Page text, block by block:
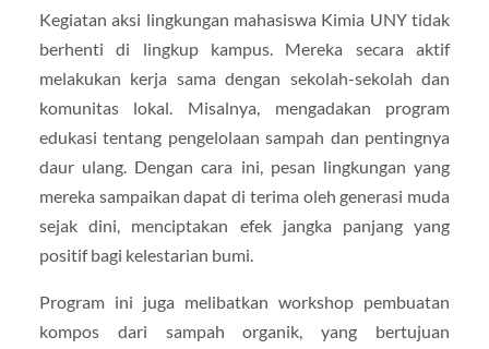
Kegiatan aksi lingkungan mahasiswa Kimia UNY tidak
berhenti di lingkup kampus. Mereka secara aktif
melakukan kerja sama dengan sekolah-sekolah dan
komunitas lokal. Misalnya, mengadakan program
edukasi tentang pengelolaan sampah dan pentingnya
daur ulang. Dengan cara ini, pesan lingkungan yang
mereka sampaikan dapat di terima oleh generasi muda
sejak dini, menciptakan efek jangka panjang yang
positif bagi kelestarian bumi.
Program ini juga melibatkan workshop pembuatan
kompos dari sampah organik, yang bertujuan